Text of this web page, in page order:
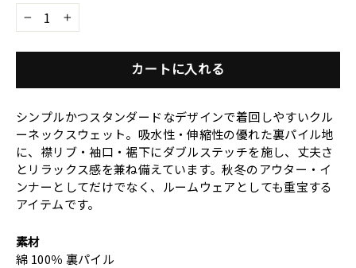
− +
カートに入れる
シンプルかつスタンダードなデザインで着回しやすいクル
ーネックスウェット。吸水性・伸縮性の優れた裏パイル地
に、襟リブ・袖口・裾下にダブルステッチを施し、丈夫さ
とリラックス感を兼ね備えています。秋冬のアウター・イ
ンナーとしてだけでなく、ルームウェアとしても重宝する
アイテムです。
素材
綿 100％ 裏パイル